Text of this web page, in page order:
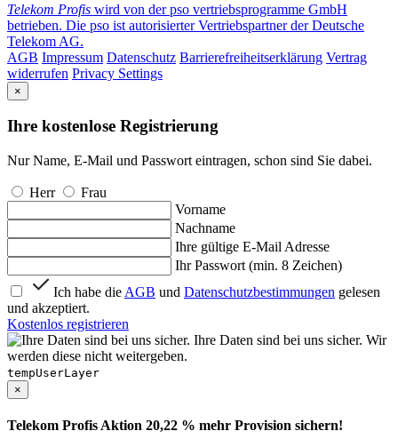
Telekom Profis wird von der pso vertriebsprogramme GmbH
betrieben. Die pso ist autorisierter Vertriebspartner der Deutsche
Telekom AG.
AGB Impressum Datenschutz Barrierefreiheitserklärung Vertrag
widerrufen Privacy Settings
×
Ihre kostenlose Registrierung
Nur Name, E-Mail und Passwort eintragen, schon sind Sie dabei.
Herr
Frau
Vorname
Nachname
Ihre gültige E-Mail Adresse
Ihr Passwort (min. 8 Zeichen)
Ich habe die AGB und Datenschutzbestimmungen gelesen
und akzeptiert.
Kostenlos registrieren
Ihre Daten sind bei uns sicher. Wir
werden diese nicht weitergeben.
tempUserLayer
×
Telekom Profis Aktion 20,22 % mehr Provision sichern!